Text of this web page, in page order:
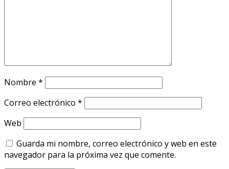
Nombre *
Correo electrónico *
Web
Guarda mi nombre, correo electrónico y web en este
navegador para la próxima vez que comente.